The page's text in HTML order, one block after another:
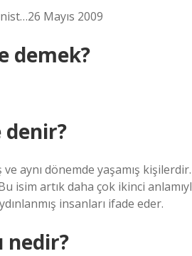
Mayıs 2009
demek?
denir?
aynı dönemde yaşamış
isim artık daha çok ikinci
insanları ifade eder.
nedir?